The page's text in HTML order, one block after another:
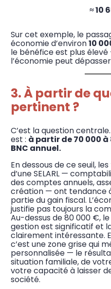
≈ 10
Sur cet exemple, le
économie d’environ10
le bénéfice est plus élevé
l’économie peut
3. À partir de
pertinent ?
C’est la question
est : à partir de 70 000
BNC annuel.
En dessous de ce seuil,
d’une SELARL —
des comptes annuels,
création — ont tendance
partie du gain fiscal.
justifie pas toujours la
Au-dessus de 80 000 €,
gestion est significatif et la
clairement intéressante.
c’est une zone grise qui
personnalisée — le
situation familiale, de
votre capacité à laisser
société.